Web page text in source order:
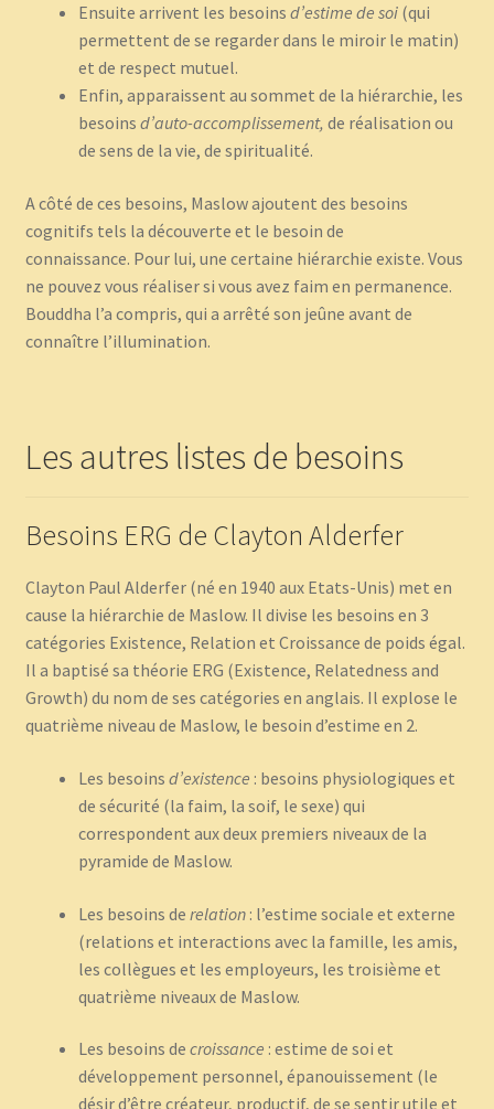
Ensuite arrivent les besoins d’estime de soi(qui
permettent de se regarder dans le miroir le matin)
et de respect mutuel.
Enfin, apparaissent au sommet de la hiérarchie, les
besoins d’auto-accomplissement, de réalisation ou
de sens de la vie, de spiritualité.
A côté de ces besoins, Maslow ajoutent des besoins
cognitifs tels la découverte et le besoin de
connaissance. Pour lui, une certaine hiérarchie existe. Vous
ne pouvez vous réaliser si vous avez faim en permanence.
Bouddha l’a compris, qui a arrêté son jeûne avant de
connaître l’illumination.
Les autres listes de besoins
Besoins ERG de Clayton Alderfer
Clayton Paul Alderfer (né en 1940 aux Etats-Unis) met en
cause la hiérarchie de Maslow. Il divise les besoins en 3
catégories Existence, Relation et Croissance de poids égal.
Il a baptisé sa théorie ERG (Existence, Relatedness and
Growth) du nom de ses catégories en anglais. Il explose le
quatrième niveau de Maslow, le besoin d’estime en 2.
Les besoins d’existence : besoins physiologiques et
de sécurité (la faim, la soif, le sexe) qui
correspondent aux deux premiers niveaux de la
pyramide de Maslow.
Les besoins de relation: l’estime sociale et externe
(relations et interactions avec la famille, les amis,
les collègues et les employeurs, les troisième et
quatrième niveaux de Maslow.
Les besoins de croissance : estime de soi et
développement personnel, épanouissement (le
désir d’être créateur, productif, de se sentir utile et